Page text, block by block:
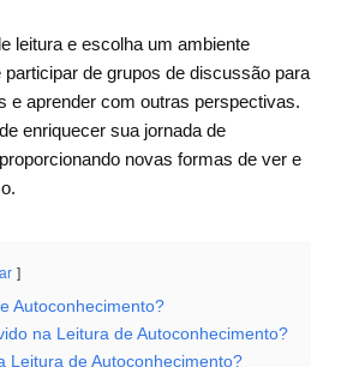
leitura e escolha um ambiente
participar de grupos de discussão para
e aprender com outras perspectivas.
enriquecer sua jornada de
novas formas de ver e
Autoconhecimento?
na Leitura de Autoconhecimento?
Leitura de Autoconhecimento?